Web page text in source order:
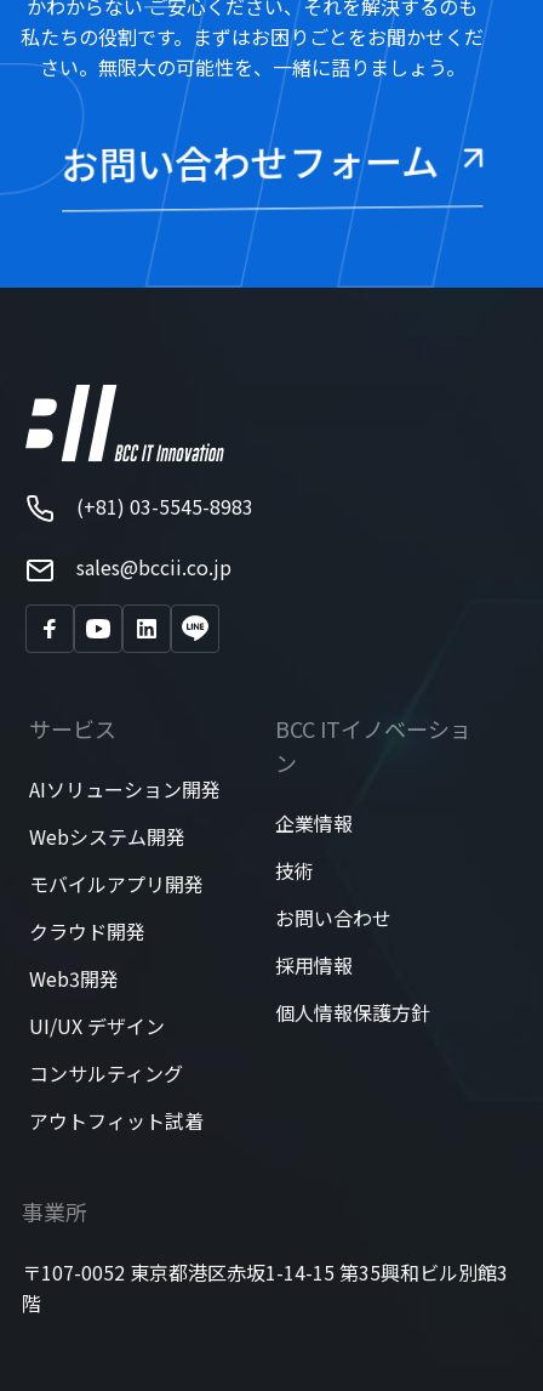
かわからない―― ご安心ください、それを解決するのも
私たちの役割です。まずはお困りごとをお聞かせくだ
さい。無限大の可能性を、一緒に語りましょう。
お問い合わせフォーム
(+81) 03-5545-8983
sales@bccii.co.jp
サービス
AIソリューション開発
Webシステム開発
モバイルアプリ開発
クラウド開発
Web3開発
UI/UX デザイン
コンサルティング
アウトフィット試着
BCC ITイノベーショ
ン
企業情報
技術
お問い合わせ
採用情報
個人情報保護方針
事業所
〒107-0052 東京都港区赤坂1-14-15 第35興和ビル別館3
階